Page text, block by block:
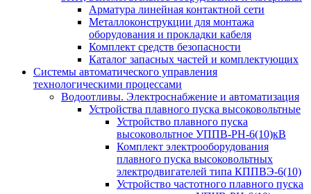
Арматура линейная контактной сети
Металлоконструкции для монтажа
оборудования и прокладки кабеля
Комплект средств безопасности
Каталог запасных частей и комплектующих
Системы автоматического управления
технологическими процессами
Водоотливы. Электроснабжение и автоматизация
Устройства плавного пуска высоковольтные
Устройство плавного пуска
высоковольтное УППВ-РН-6(10)кВ
Комплект электрооборудования
плавного пуска высоковольтных
электродвигателей типа КППВЭ-6(10)
Устройство частотного плавного пуска